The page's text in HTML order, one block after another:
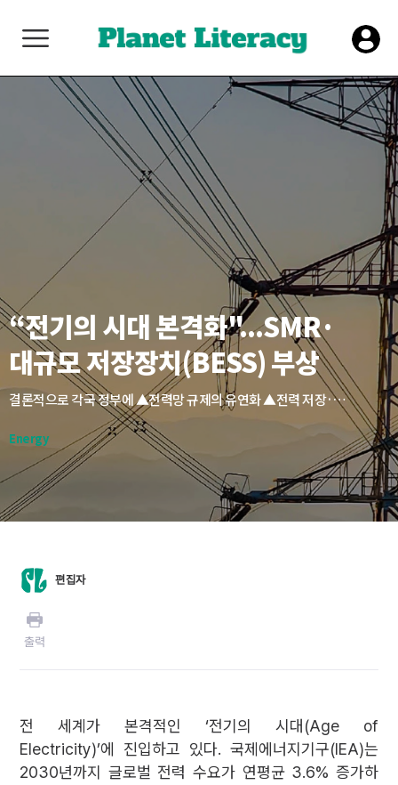
“전기의 시대 본격화"...SMR·
대규모 저장장치(BESS) 부상
결론적으로 각국 정부에 ▲전력망 규제의 유연화 ▲전력 저장·유연성 자원에 대한 시장 설계 개선 ▲전력 인프라에 대한 대규모·지속적 투자 확대를 핵심 과제로 제시했다. 전기요금의 형평성과 산업 경쟁력을 동시에 고려한 정책 설계도 필요하다고 강조했다.
Energy
편집자
출력
전 세계가 본격적인 ‘전기의 시대(Age of
Electricity)’에 진입하고 있다. 국제에너지기구(IEA)는
2030년까지 글로벌 전력 수요가 연평균 3.6% 증가하